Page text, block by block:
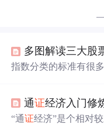
多图解读三大股
指数分类的标准有很
指成分股包含所有上
典型的就是我们所熟
通证经济入门修
“通证经济”是个相对